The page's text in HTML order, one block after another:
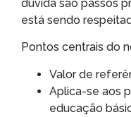
dúvida são passos
está sendo
Pontos centrais do
Valor de
Aplica-se aos
educação